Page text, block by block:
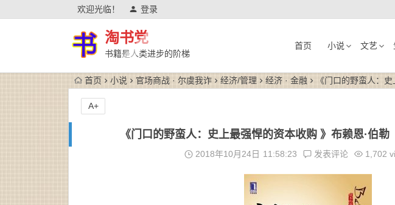
欢迎光临！ 登录
淘书党
书籍是人类进步的阶梯
首页 小说 文艺
首页 小说 官场商战 · 尔虞我诈 经济/管理 经济 · 金融 《门口的野蛮人：
《门口的野蛮人：史上最强悍的资本收购 》布赖恩·伯
2018年10月24日 11:58:23 发表评论 1,702
A+